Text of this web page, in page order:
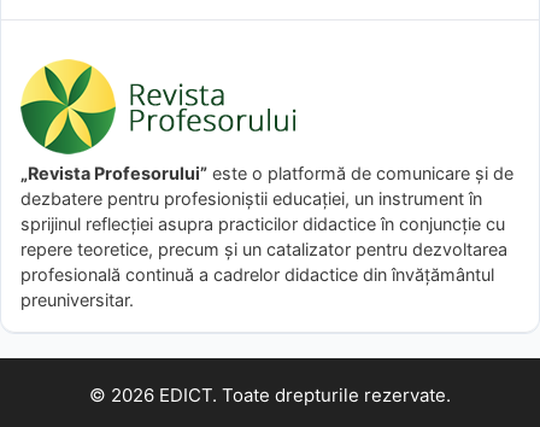
„Revista Profesorului” este o platformă de comunicare și de
dezbatere pentru profesioniștii educației, un instrument în
sprijinul reflecției asupra practicilor didactice în conjuncție cu
repere teoretice, precum și un catalizator pentru dezvoltarea
profesională continuă a cadrelor didactice din învățământul
preuniversitar.
© 2026 EDICT. Toate drepturile rezervate.